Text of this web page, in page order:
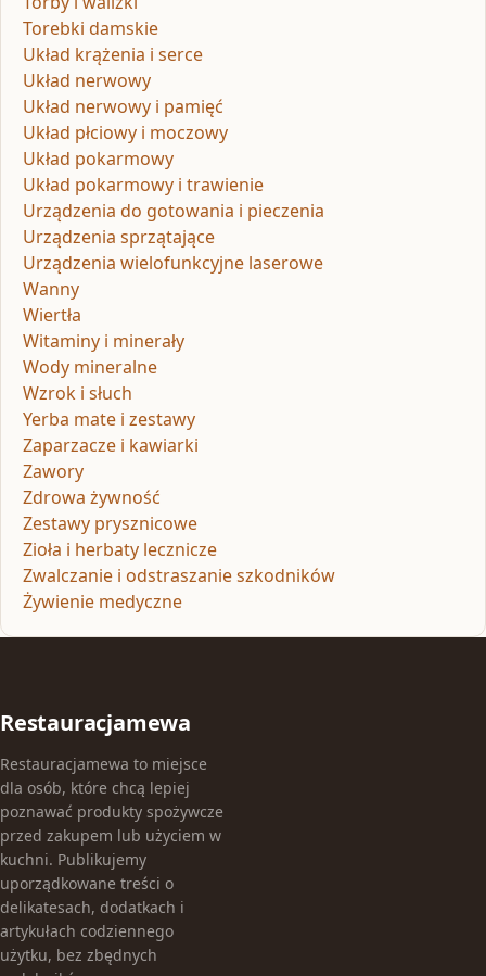
Torebki damskie
Układ krążenia i serce
Układ nerwowy
Układ nerwowy i pamięć
Układ płciowy i moczowy
Układ pokarmowy
Układ pokarmowy i trawienie
Urządzenia do gotowania i pieczenia
Urządzenia sprzątające
Urządzenia wielofunkcyjne laserowe
Wanny
Wiertła
Witaminy i minerały
Wody mineralne
Wzrok i słuch
Yerba mate i zestawy
Zaparzacze i kawiarki
Zawory
Zdrowa żywność
Zestawy prysznicowe
Zioła i herbaty lecznicze
Zwalczanie i odstraszanie szkodników
Żywienie medyczne
Restauracjamewa
Restauracjamewa to miejsce
dla osób, które chcą lepiej
poznawać produkty spożywcze
przed zakupem lub użyciem w
kuchni. Publikujemy
uporządkowane treści o
delikatesach, dodatkach i
artykułach codziennego
użytku, bez zbędnych